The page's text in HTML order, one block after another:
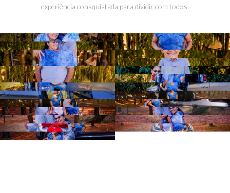
experiência consquistada para dividir com todos.